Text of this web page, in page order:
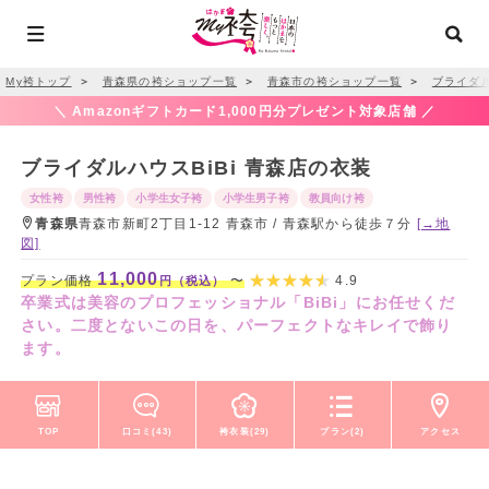
My袴トップ ＞ 青森県の袴ショップ一覧 ＞ 青森市の袴ショップ一覧 ＞ ブライダ
＼ Amazonギフトカード1,000円分プレゼント対象店舗 ／
ブライダルハウスBiBi 青森店の衣装
女性袴 男性袴 小学生女子袴 小学生男子袴 教員向け袴
青森県青森市新町2丁目1-12 青森市 / 青森駅から徒歩７分 [→地
図]
プラン価格11,000円（税込）〜 4.9
卒業式は美容のプロフェッショナル「BiBi」にお任せくだ
さい。二度とないこの日を、パーフェクトなキレイで飾り
ます。
TOP 口コミ(43) 袴衣装(29) プラン(2) アクセス